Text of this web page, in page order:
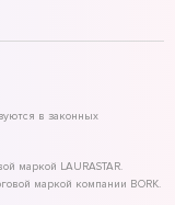
в законных
маркой LAURASTAR.
маркой компании BORK.